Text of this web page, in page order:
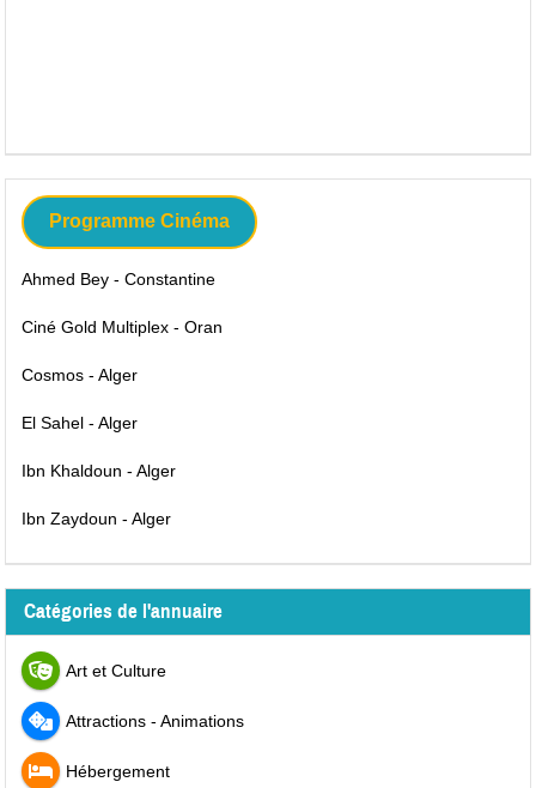
Programme Cinéma
Ahmed Bey - Constantine
Ciné Gold Multiplex - Oran
Cosmos - Alger
El Sahel - Alger
Ibn Khaldoun - Alger
Ibn Zaydoun - Alger
Catégories de l'annuaire
Art et Culture
Attractions - Animations
Hébergement